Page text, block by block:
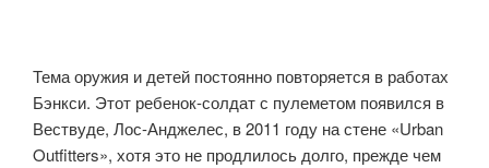
Тема оружия и детей постоянно повторяется в работах
Бэнкси. Этот ребенок-солдат с пулеметом появился в
Вествуде, Лос-Анджелес, в 2011 году на стене «Urban
Outfitters», хотя это не продлилось долго, прежде чем